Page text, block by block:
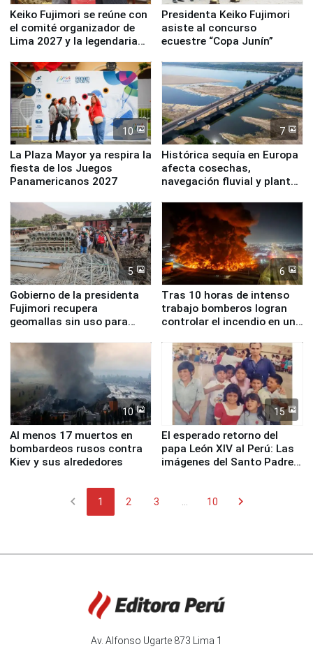
Keiko Fujimori se reúne con
el comité organizador de
Lima 2027 y la legendaria
Presidenta Keiko Fujimori
asiste al concurso
ecuestre “Copa Junín”
10
La Plaza Mayor ya respira la
fiesta de los Juegos
Panamericanos 2027
7
Histórica sequía en Europa
afecta cosechas,
navegación fluvial y plantas
5
Gobierno de la presidenta
Fujimori recupera
geomallas sin uso para
Fenómeno El Niño
6
Tras 10 horas de intenso
trabajo bomberos logran
controlar el incendio en una
de Chile
10
Al menos 17 muertos en
bombardeos rusos contra
Kiev y sus alrededores
15
El esperado retorno del
papa León XIV al Perú: Las
imágenes del Santo Padre
chevron_left 1 2 3 10 chevron_right
Av. Alfonso Ugarte 873 Lima 1